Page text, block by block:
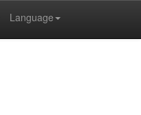
Language